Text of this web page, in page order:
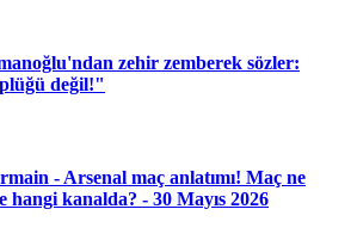
zehir zemberek sözler:
değil!"
- Arsenal maç anlatımı! Maç ne
hangi kanalda? - 30 Mayıs 2026